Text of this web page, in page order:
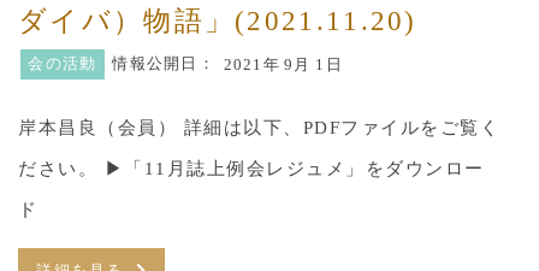
ダイバ）物語」(2021.11.20)
会の活動 情報公開日： 2021年 9月 1日
岸本昌良（会員） 詳細は以下、PDFファイルをご覧く
ださい。 ▶︎「11月誌上例会レジュメ」をダウンロー
ド